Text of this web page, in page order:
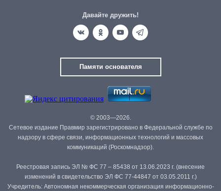
Давайте дружить!
Памяти основателя
© 2003—2026.
Сетевое издание Правмир зарегистрировано в Федеральной службе по
надзору в сфере связи, информационных технологий и массовых
коммуникаций (Роскомнадзор).
Реестровая запись ЭЛ № ФС 77 – 85438 от 13.06.2023 г. (внесение
изменений в свидетельство ЭЛ ФС 77-44847 от 03.05.2011 г.)
Учредитель: Автономная некоммерческая организация информационно-